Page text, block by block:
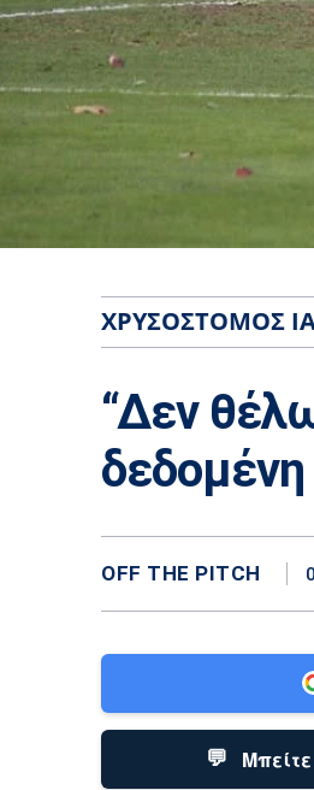
ΧΡΥΣΌΣΤΟΜΟΣ
“Δεν
δεδομένη
OFF THE PITCH
💬